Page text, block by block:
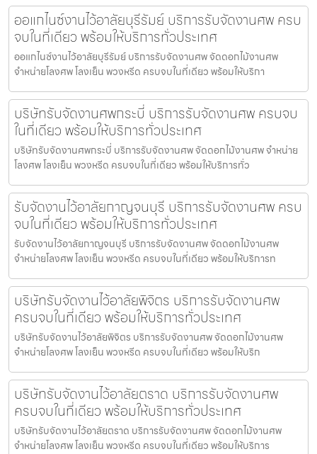
ออแกไนซ์งานไว้อาลัยบุรีรัมย์ บริการรับจัดงานศพ ครบ
จบในที่เดียว พร้อมให้บริการทั่วประเทศ
ออแกไนซ์งานไว้อาลัยบุรีรัมย์ บริการรับจัดงานศพ จัดดอกไม้งานศพ
จำหน่ายโลงศพ โลงเย็น พวงหรีด ครบจบในที่เดียว พร้อมให้บริกา
บริษัทรับจัดงานศพกระบี่ บริการรับจัดงานศพ ครบจบ
ในที่เดียว พร้อมให้บริการทั่วประเทศ
บริษัทรับจัดงานศพกระบี่ บริการรับจัดงานศพ จัดดอกไม้งานศพ จำหน่าย
โลงศพ โลงเย็น พวงหรีด ครบจบในที่เดียว พร้อมให้บริการทั่ว
รับจัดงานไว้อาลัยกาญจนบุรี บริการรับจัดงานศพ ครบ
จบในที่เดียว พร้อมให้บริการทั่วประเทศ
รับจัดงานไว้อาลัยกาญจนบุรี บริการรับจัดงานศพ จัดดอกไม้งานศพ
จำหน่ายโลงศพ โลงเย็น พวงหรีด ครบจบในที่เดียว พร้อมให้บริการท
บริษัทรับจัดงานไว้อาลัยพิจิตร บริการรับจัดงานศพ
ครบจบในที่เดียว พร้อมให้บริการทั่วประเทศ
บริษัทรับจัดงานไว้อาลัยพิจิตร บริการรับจัดงานศพ จัดดอกไม้งานศพ
จำหน่ายโลงศพ โลงเย็น พวงหรีด ครบจบในที่เดียว พร้อมให้บริก
บริษัทรับจัดงานไว้อาลัยตราด บริการรับจัดงานศพ
ครบจบในที่เดียว พร้อมให้บริการทั่วประเทศ
บริษัทรับจัดงานไว้อาลัยตราด บริการรับจัดงานศพ จัดดอกไม้งานศพ
จำหน่ายโลงศพ โลงเย็น พวงหรีด ครบจบในที่เดียว พร้อมให้บริการ